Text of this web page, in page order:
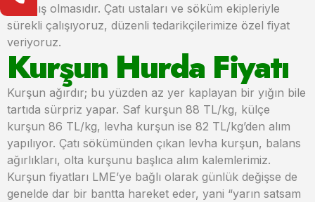
arınmış olmasıdır. Çatı ustaları ve söküm ekipleriyle
sürekli çalışıyoruz, düzenli tedarikçilerimize özel fiyat
veriyoruz.
Kurşun Hurda Fiyatı
Kurşun ağırdır; bu yüzden az yer kaplayan bir yığın bile
tartıda sürpriz yapar. Saf kurşun 88 TL/kg, külçe
kurşun 86 TL/kg, levha kurşun ise 82 TL/kg’den alım
yapılıyor. Çatı sökümünden çıkan levha kurşun, balans
ağırlıkları, olta kurşunu başlıca alım kalemlerimiz.
Kurşun fiyatları LME’ye bağlı olarak günlük değişse de
genelde dar bir bantta hareket eder, yani “yarın satsam